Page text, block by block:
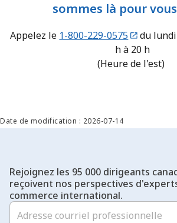
sommes là pour
Appelez le 1-800-229-0575
du lundi
h à 20 h
(Heure de l'est)
Date de modification : 2026-07-14
Rejoignez les 95 000 dirigeants
reçoivent nos perspectives
commerce international.